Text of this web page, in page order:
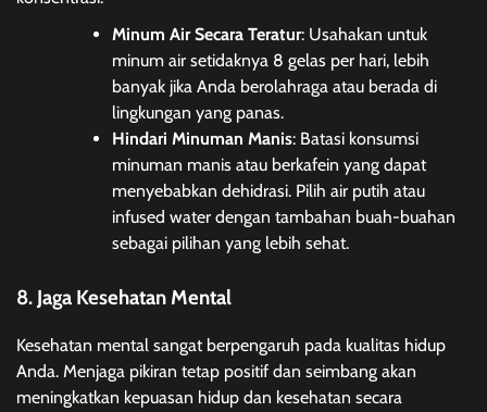
Minum Air Secara Teratur: Usahakan untuk
minum air setidaknya 8 gelas per hari, lebih
banyak jika Anda berolahraga atau berada di
lingkungan yang panas.
Hindari Minuman Manis: Batasi konsumsi
minuman manis atau berkafein yang dapat
menyebabkan dehidrasi. Pilih air putih atau
infused water dengan tambahan buah-buahan
sebagai pilihan yang lebih sehat.
8. Jaga Kesehatan Mental
Kesehatan mental sangat berpengaruh pada kualitas hidup
Anda. Menjaga pikiran tetap positif dan seimbang akan
meningkatkan kepuasan hidup dan kesehatan secara